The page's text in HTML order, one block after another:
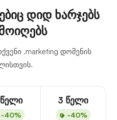
დიდ ხარჯებს
.marketing დომენის
-40%
3 წელი
-40%